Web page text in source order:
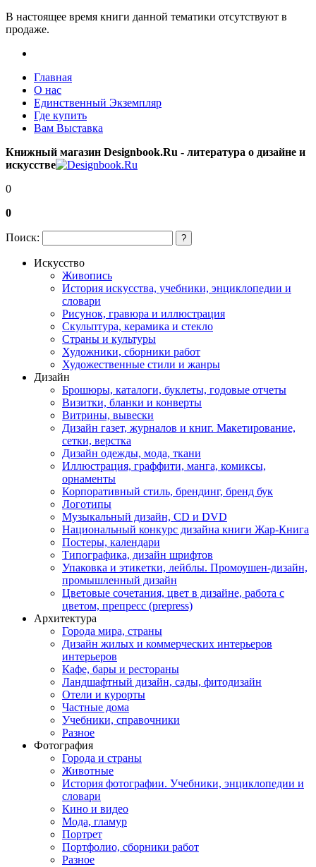
В настоящее время книги данной тематики отсутствуют в
продаже.
Главная
О нас
Единственный Экземпляр
Где купить
Вам Выставка
Книжный магазин Designbook.Ru - литература о дизайне и
искусстве
0
0
Поиск: ?
Искусство
Живопись
История искусства, учебники, энциклопедии и
словари
Рисунок, гравюра и иллюстрация
Скульптура, керамика и стекло
Страны и культуры
Художники, сборники работ
Художественные стили и жанры
Дизайн
Брошюры, каталоги, буклеты, годовые отчеты
Визитки, бланки и конверты
Витрины, вывески
Дизайн газет, журналов и книг. Макетирование,
сетки, верстка
Дизайн одежды, мода, ткани
Иллюстрация, граффити, манга, комиксы,
орнаменты
Корпоративный стиль, брендинг, бренд бук
Логотипы
Музыкальный дизайн, СD и DVD
Национальный конкурс дизайна книги Жар-Книга
Постеры, календари
Типографика, дизайн шрифтов
Упаковка и этикетки, лейблы. Промоушен-дизайн,
промышленный дизайн
Цветовые сочетания, цвет в дизайне, работа с
цветом, препресс (prepress)
Архитектура
Города мира, страны
Дизайн жилых и коммерческих интерьеров
интерьеров
Кафе, бары и рестораны
Ландшафтный дизайн, сады, фитодизайн
Отели и курорты
Частные дома
Учебники, справочники
Разное
Фотография
Города и страны
Животные
История фотографии. Учебники, энциклопедии и
словари
Кино и видео
Мода, гламур
Портрет
Портфолио, сборники работ
Разное